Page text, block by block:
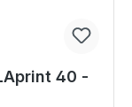
40 -